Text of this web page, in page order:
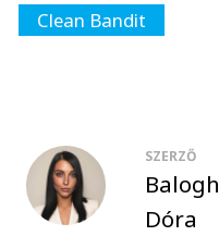
Clean Bandit
SZERZŐ
Balogh
Dóra